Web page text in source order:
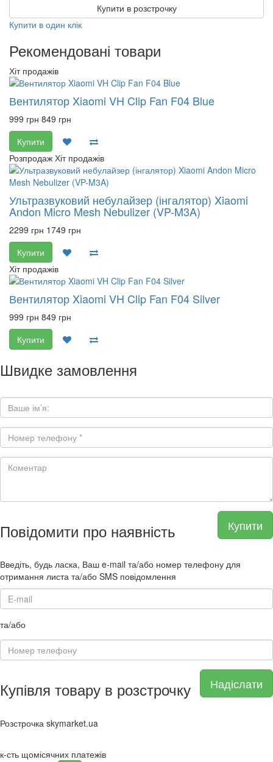
Купити в розстрочку
Купити в один клік
Рекомендовані товари
Хіт продажів
Вентилятор Xiaomi VH Clip Fan F04 Blue
999 грн 849 грн
Купити
Розпродаж Хіт продажів
Ультразвуковий небулайзер (інгалятор) Xiaomi
Andon Micro Mesh Nebulizer (VP-M3A)
2299 грн 1749 грн
Купити
Хіт продажів
Вентилятор Xiaomi VH Clip Fan F04 Silver
999 грн 849 грн
Купити
Швидке замовлення
Купити
Повідомити про наявність
Введіть, будь ласка, Ваш e-mail та/або номер телефону для
отримання листа та/або SMS повідомлення
та/або
Надіслати
Купівля товару в розстрочку
Розстрочка skymarket.ua
к-сть щомісячних платежів